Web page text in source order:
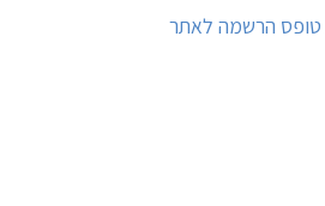
טופס הרשמה לאתר